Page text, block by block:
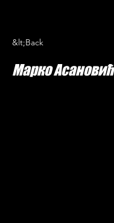
&lt;Back
Марко Асановић